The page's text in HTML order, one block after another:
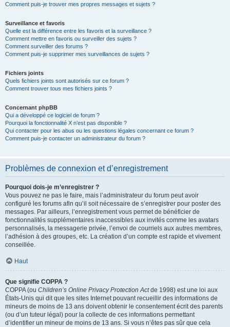
Comment puis-je trouver mes propres messages et sujets ?
Surveillance et favoris
Quelle est la différence entre les favoris et la surveillance ?
Comment mettre en favoris ou surveiller des sujets ?
Comment surveiller des forums ?
Comment puis-je supprimer mes surveillances de sujets ?
Fichiers joints
Quels fichiers joints sont autorisés sur ce forum ?
Comment trouver tous mes fichiers joints ?
Concernant phpBB
Qui a développé ce logiciel de forum ?
Pourquoi la fonctionnalité X n’est pas disponible ?
Qui contacter pour les abus ou les questions légales concernant ce forum ?
Comment puis-je contacter un administrateur du forum ?
Problèmes de connexion et d’enregistrement
Pourquoi dois-je m’enregistrer ?
Vous pouvez ne pas le faire, mais l’administrateur du forum peut avoir
configuré les forums afin qu’il soit nécessaire de s’enregistrer pour poster des
messages. Par ailleurs, l’enregistrement vous permet de bénéficier de
fonctionnalités supplémentaires inaccessibles aux invités comme les avatars
personnalisés, la messagerie privée, l’envoi de courriels aux autres membres,
l’adhésion à des groupes, etc. La création d’un compte est rapide et vivement
conseillée.
Haut
Que signifie COPPA ?
COPPA (ou Children’s Online Privacy Protection Actde 1998) est une loi aux
États-Unis qui dit que les sites Internet pouvant recueillir des informations de
mineurs de moins de 13 ans doivent obtenir le consentement écrit des parents
(ou d’un tuteur légal) pour la collecte de ces informations permettant
d’identifier un mineur de moins de 13 ans. Si vous n’êtes pas sûr que cela